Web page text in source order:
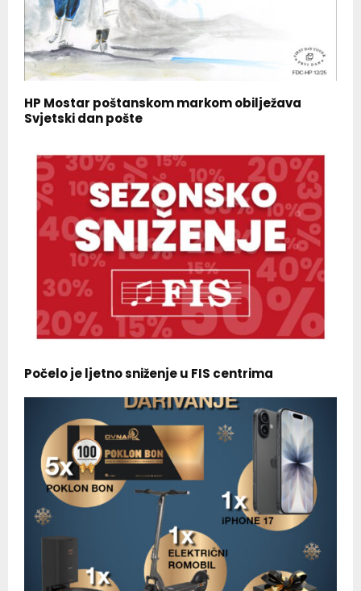
HP Mostar poštanskom markom obilježava
Svjetski dan pošte
Počelo je ljetno sniženje u FIS centrima